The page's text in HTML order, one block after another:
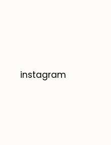
instagram